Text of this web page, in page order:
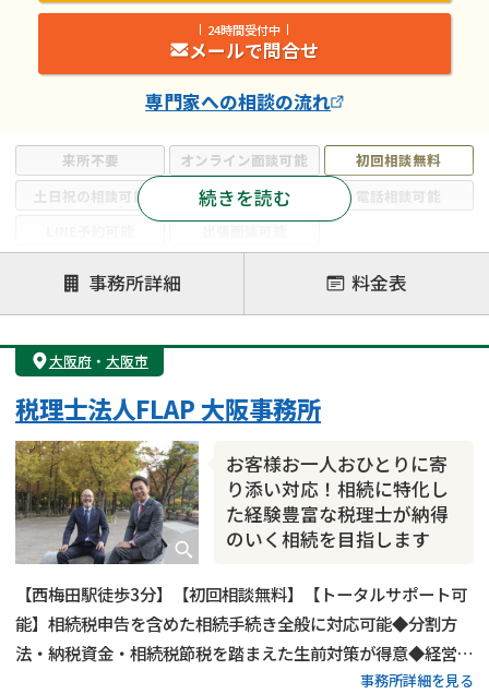
来所不要 オンライン面談可能
初回相談無料
土日祝の相談可能
19時以降電話可能
電話相談可能
注力案件
遺言書作成・遺言執行
相続放棄
相続登記
遺産分割
遺留分侵害額請求
相続税申告
相続手続き
成年後見・任意後見
贈与税
相続人調査
相続財産調査
相続トラブル
続きを読む
24時間受付中
メールで問合せ
専門家への相談の流れ
事務所詳細 料金表
大阪府・ 大阪市
お客様お一人おひとりに寄
り添い対応！相続に特化し
た経験豊富な税理士が納得
のいく相続を目指します
税理士法人FLAP 大阪事務所
【西梅田駅徒歩3分】【初回相談無料】【トータルサポート可
能】相続税申告を含めた相続手続き全般に対応可能◆分割方
法・納税資金・相続税節税を踏まえた生前対策が得意◆経営者
様向けに事業承継サービスも提供◆約40名のスタッフが在籍
事務所詳細を見る